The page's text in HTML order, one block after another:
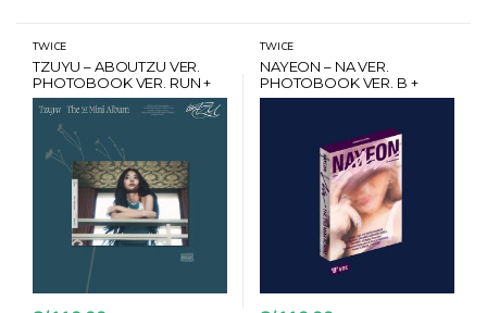
TWICE
TZUYU – ABOUTZU VER.
PHOTOBOOK VER. RUN +
BONUS + POSTER
TWICE
NAYEON – NA VER.
PHOTOBOOK VER. B +
POSTCARD SET